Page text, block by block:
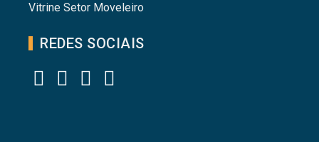
Vitrine Setor Moveleiro
REDES SOCIAIS